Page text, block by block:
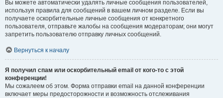
Вы можете автоматически удалять личные сообщения пользователей,
используя правила для сообщений в вашем личном разделе. Если вы
получаете оскорбительные личные сообщения от конкретного
пользователя, отправьте жалобы на сообщения модераторам; они могут
запретить пользователю отправку личных сообщений.
Вернуться к началу
Я получил спам или оскорбительный email от кого-то с этой
конференции!
Мы сожалеем об этом. Форма отправки email на данной конференции
включает меры предосторожности и возможность отслеживания